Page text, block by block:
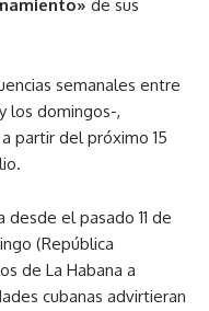
de sus
semanales entre
los domingos-,
partir del próximo 15
el pasado 11 de
(República
de La Habana a
cubanas advirtieran